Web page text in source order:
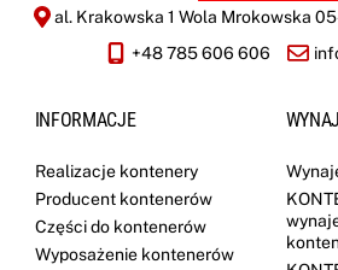
al. Krakowska 1 Wola Mrokowska
+48 785 606 606
INFORMACJE
Realizacje kontenery
Producent kontenerów
Części do kontenerów
Wyposażenie kontenerów